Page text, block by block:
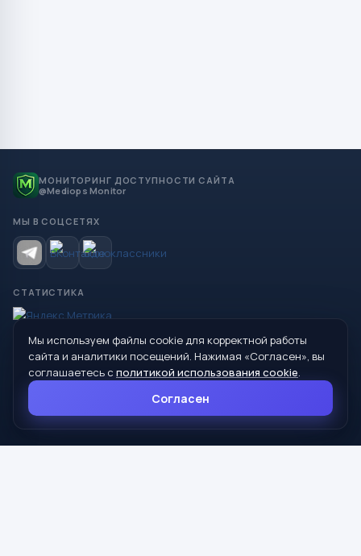
МОНИТОРИНГ ДОСТУПНОСТИ САЙТА
@Mediops Monitor
МЫ В СОЦСЕТЯХ
СТАТИСТИКА
© 2026 Управление образования Администрации МО
Сухой Лог
624800, Свердловская область, г. Сухой Лог, ул. Кирова, дом 7
8 (34373) 4-33-85
Мы используем файлы cookie для корректной работы
сайта и аналитики посещений. Нажимая «Согласен», вы
соглашаетесь с политикой использования cookie.
Согласен